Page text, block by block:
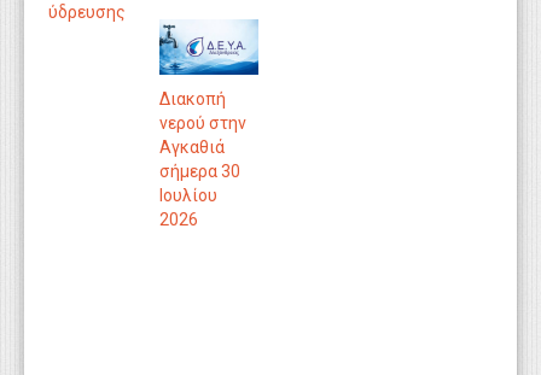
ύδρευσης
Διακοπή
νερού στην
Αγκαθιά
σήμερα 30
Ιουλίου
2026